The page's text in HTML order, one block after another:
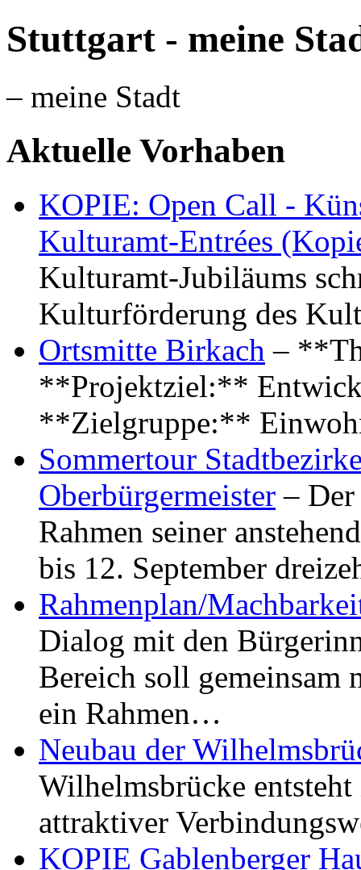
Stuttgart - meine
– meine Stadt
Aktuelle Vorhaben
KOPIE: Open Call -
Kulturamt-Entrées
Kulturamt-Jubiläums
Kulturförderung des
Ortsmitte Birkach –
**Projektziel:**
**Zielgruppe:**
Sommertour
Oberbürgermeister –
Rahmen seiner
bis 12. September
Rahmenplan/
Dialog mit den
Bereich soll gemeinsam
ein Rahmen…
Neubau der
Wilhelmsbrücke
attraktiver
KOPIE Gablenberger